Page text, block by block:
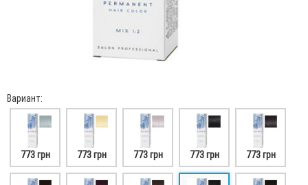
Вариант:
773 грн 773 грн 773 грн 773 грн 773 грн